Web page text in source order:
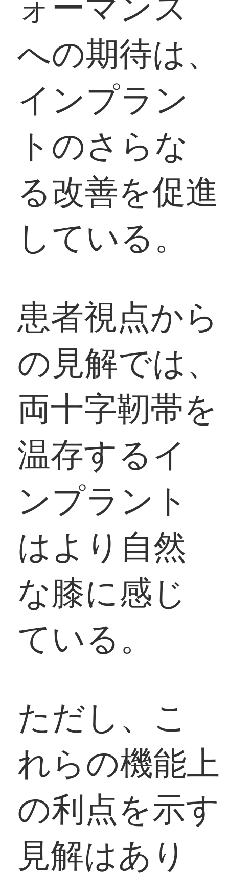
ォーマンス
への期待は、
インプラン
トのさらな
る改善を促進
している。
患者視点から
の見解では、
両十字靭帯を
温存するイ
ンプラント
はより自然
な膝に感じ
ている。
ただし、こ
れらの機能上
の利点を示す
見解はあり